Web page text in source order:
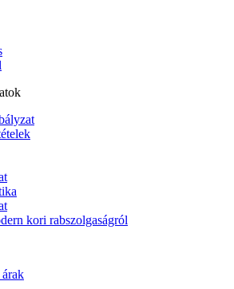
kori rabszolgaságról